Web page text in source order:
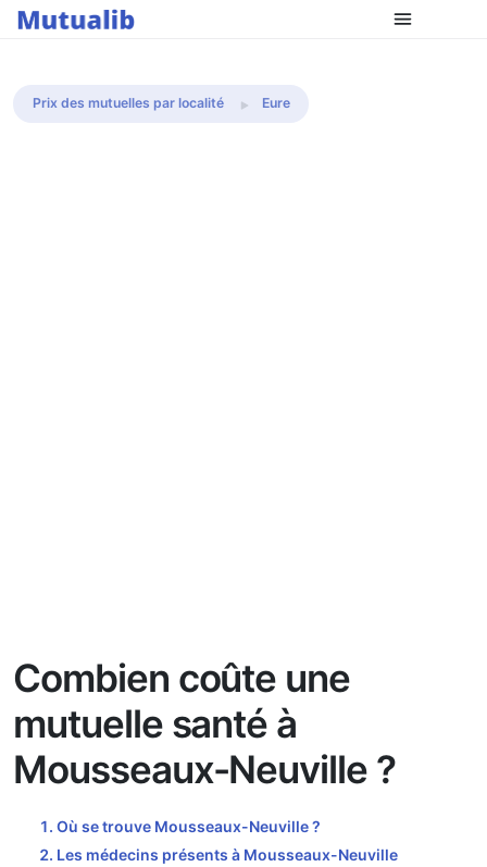
Comparer les mutuelles
Prix des mutuelles par localité Eure
Combien coûte une
mutuelle santé à
Mousseaux-Neuville ?
Où se trouve Mousseaux-Neuville ?
Les médecins présents à Mousseaux-Neuville